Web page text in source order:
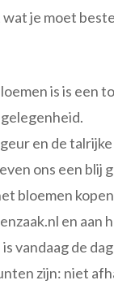
je moet
is is een
en de
ons een blij
bloemen
en aan
vandaag de
zijn: niet